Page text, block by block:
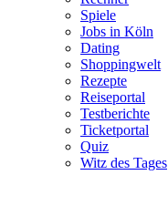
Spiele
Jobs in Köln
Dating
Shoppingwelt
Rezepte
Reiseportal
Testberichte
Ticketportal
Quiz
Witz des Tages